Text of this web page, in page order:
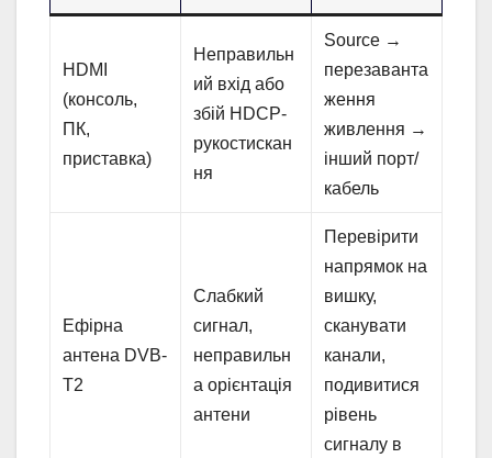
HDMI
(консоль,
ПК,
приставка)
Неправильн
ий вхід або
збій HDCP-
рукостискан
ня
Source →
перезаванта
ження
живлення →
інший порт/
кабель
Ефірна
антена DVB-
T2
Слабкий
сигнал,
неправильн
а орієнтація
антени
Перевірити
напрямок на
вишку,
сканувати
канали,
подивитися
рівень
сигналу в